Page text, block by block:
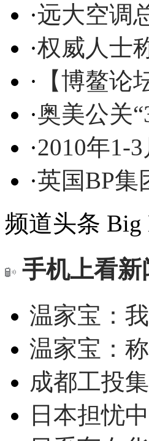
·远大空调
·权威人士
· 【博鳌
·奥美公关
·2010年1-
·英国BP集
频道头条 Big
手机上看新
温家宝：
温家宝：
成都工投
日本担忧